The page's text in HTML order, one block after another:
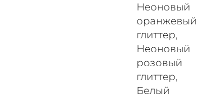
Неоновый
оранжевый
глиттер,
Неоновый
розовый
глиттер,
Белый